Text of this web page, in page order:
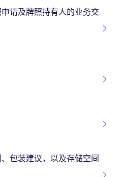
请及牌照持有人的业务交
包装建议，以及存储空间